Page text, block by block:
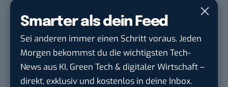
Smarter als dein Feed
Sei anderen immer einen Schritt voraus. Jeden
Morgen bekommst du die wichtigsten Tech-
News aus KI, Green Tech & digitaler Wirtschaft –
direkt, exklusiv und kostenlos in deine Inbox.
sparen. Gerade bei größeren Systemen mit
mehreren Modulen ist die planbare Abholung vor
Ort oft einfacher als das Warten auf
Speditionstermine. In Verbindung mit der
technischen Stärke der Anker SOLIX Solarbank 4
E5000 Pro und der kostenlosen Beigabe des neuen